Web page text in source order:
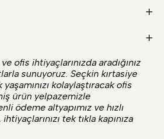
ofis ihtiyaçlarınızda aradığınız
sunuyoruz. Seçkin kırtasiye
kolaylaştıracak ofis
ürün yelpazemizle
ödeme altyapımız ve hızlı
tek tıkla kapınıza